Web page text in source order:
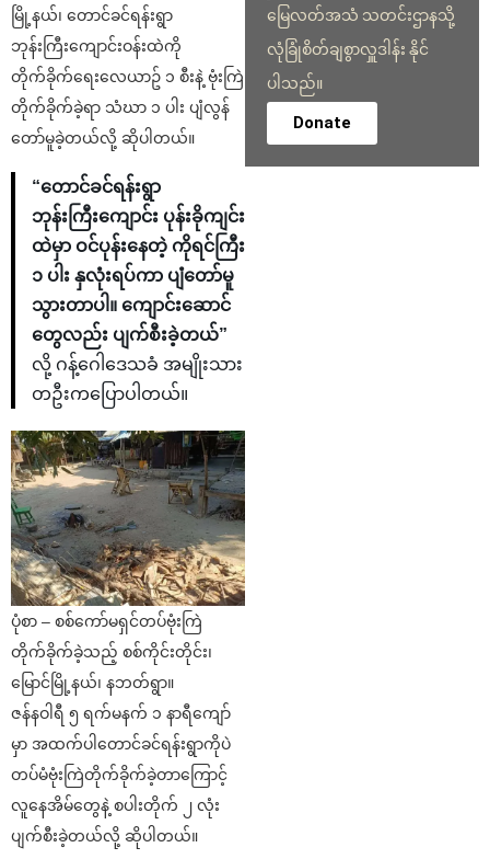
မြို့နယ်၊ တောင်ခင်ရန်းရွာ
ဘုန်းကြီးကျောင်းဝန်းထဲကို
တိုက်ခိုက်ရေးလေယာဥ် ၁ စီးနဲ့ ဗုံးကြဲ
တိုက်ခိုက်ခဲ့ရာ သံဃာ ၁ ပါး ပျံလွန်
တော်မူခဲ့တယ်လို့ ဆိုပါတယ်။
“တောင်ခင်ရန်းရွာ
ဘုန်းကြီးကျောင်း ပုန်းခိုကျင်း
ထဲမှာ ဝင်ပုန်းနေတဲ့ ကိုရင်ကြီး
၁ ပါး နှလုံးရပ်ကာ ပျံတော်မူ
သွားတာပါ။ ကျောင်းဆောင်
တွေလည်း ပျက်စီးခဲ့တယ်”
လို့ ဂန့်ဂေါဒေသခံ အမျိုးသား
တဦးကပြောပါတယ်။
ပုံစာ – စစ်ကော်မရှင်တပ်ဗုံးကြဲ
တိုက်ခိုက်ခဲ့သည့် စစ်ကိုင်းတိုင်း၊
မြောင်မြို့နယ်၊ နဘတ်ရွာ။
ဇန်နဝါရီ ၅ ရက်မနက် ၁ နာရီကျော်
မှာ အထက်ပါတောင်ခင်ရန်းရွာကိုပဲ
တပ်မံဗုံးကြဲတိုက်ခိုက်ခဲ့တာကြောင့်
လူနေအိမ်တွေနဲ့ စပါးတိုက် ၂ လုံး
ပျက်စီးခဲ့တယ်လို့ ဆိုပါတယ်။
မြေလတ်အသံ သတင်းဌာနသို့
လုံခြုံစိတ်ချစွာလှူဒါန်း နိုင်
ပါသည်။
Donate